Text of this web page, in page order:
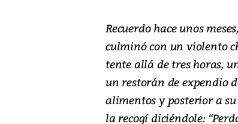
Recuerdo hace unos
culminó con un violento
tente allá de tres horas,
un restorán de expendio
alimentos y posterior a
la recogí diciéndole: